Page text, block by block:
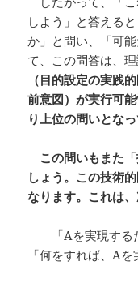
しよう」と答える
か」と問い、「可
て、この問答は、理
（目的設定の実践
前意図）が実行可
り上位の問いとなっ
この問いもまた
しょう。この技術
なります。これは
「Aを実現するた
「何をすれば、A